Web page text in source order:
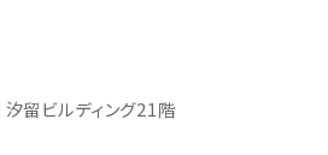
汐留ビルディング21階